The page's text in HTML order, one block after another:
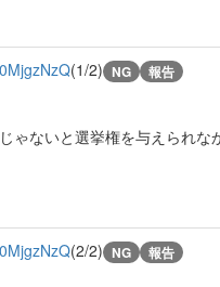
(1/2) NG 報告
ないと選挙権を与えられな
(2/2) NG 報告